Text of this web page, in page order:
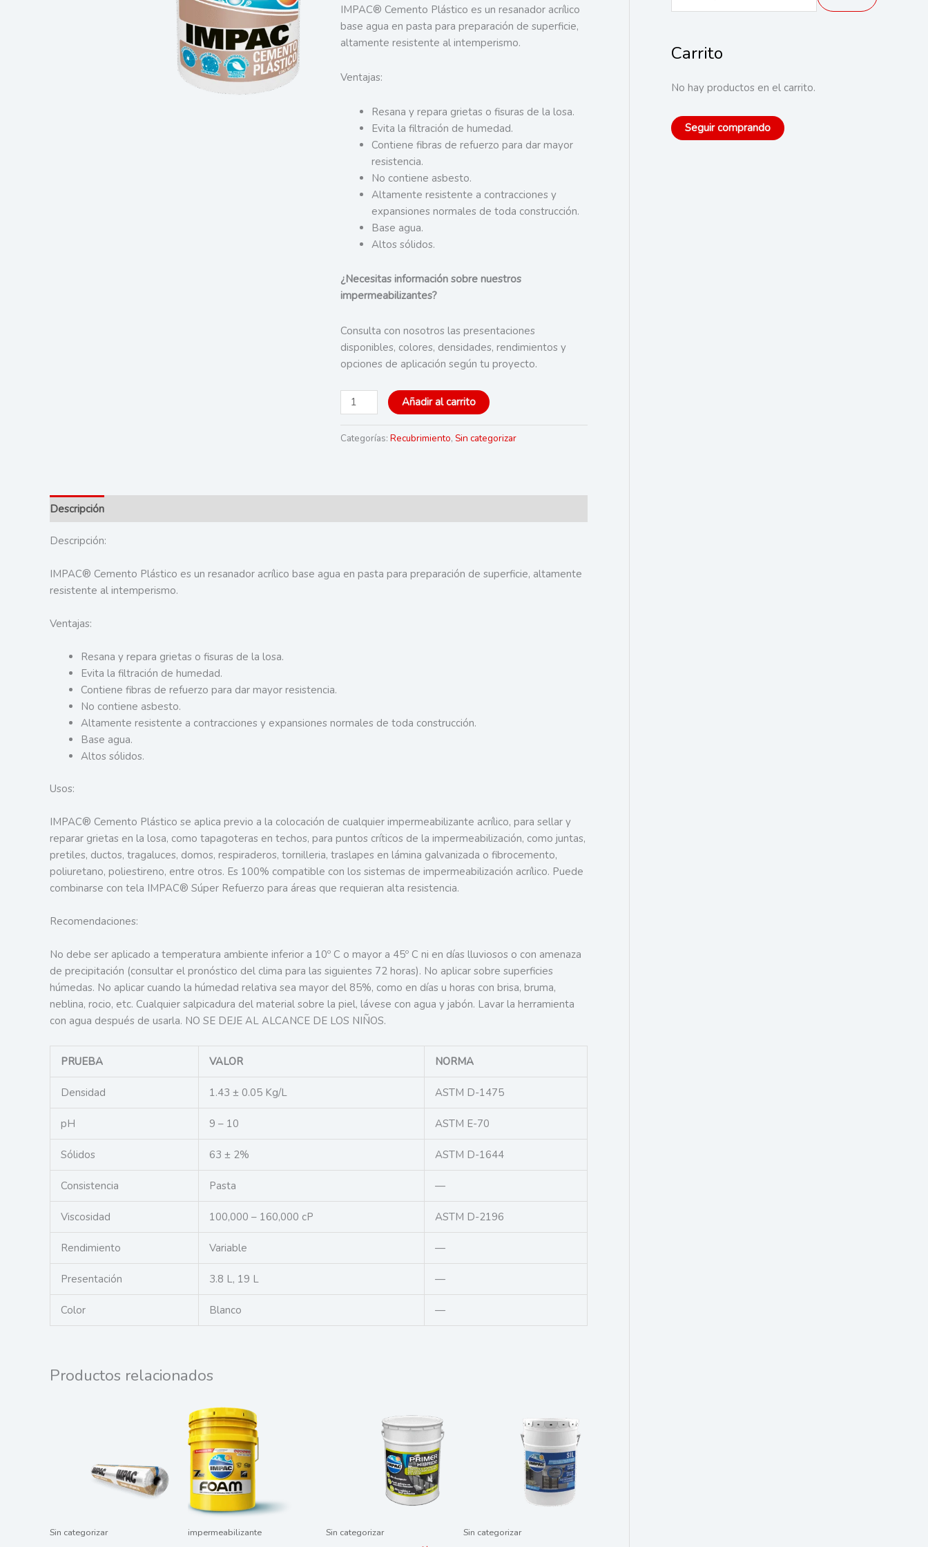
IMPAC® Cemento Plástico es un resanador acrílico
base agua en pasta para preparación de superficie,
altamente resistente al intemperismo.
Ventajas:
Resana y repara grietas o fisuras de la losa.
Evita la filtración de humedad.
Contiene fibras de refuerzo para dar mayor
resistencia.
No contiene asbesto.
Altamente resistente a contracciones y
expansiones normales de toda construcción.
Base agua.
Altos sólidos.
¿Necesitas información sobre nuestros
impermeabilizantes?
Consulta con nosotros las presentaciones
disponibles, colores, densidades, rendimientos y
opciones de aplicación según tu proyecto.
AKRILTEK
Cemento
Plastico
cantidad
Añadir al carrito
Categorías: Recubrimiento, Sin categorizar
Descripción
Descripción:
IMPAC® Cemento Plástico es un resanador acrílico base agua en pasta para preparación de superficie, altamente
resistente al intemperismo.
Ventajas:
Resana y repara grietas o fisuras de la losa.
Evita la filtración de humedad.
Contiene fibras de refuerzo para dar mayor resistencia.
No contiene asbesto.
Altamente resistente a contracciones y expansiones normales de toda construcción.
Base agua.
Altos sólidos.
Usos:
IMPAC® Cemento Plástico se aplica previo a la colocación de cualquier impermeabilizante acrílico, para sellar y
reparar grietas en la losa, como tapagoteras en techos, para puntos críticos de la impermeabilización, como juntas,
pretiles, ductos, tragaluces, domos, respiraderos, tornilleria, traslapes en lámina galvanizada o fibrocemento,
poliuretano, poliestireno, entre otros. Es 100% compatible con los sistemas de impermeabilización acrílico. Puede
combinarse con tela IMPAC® Súper Refuerzo para áreas que requieran alta resistencia.
Recomendaciones:
No debe ser aplicado a temperatura ambiente inferior a 10º C o mayor a 45º C ni en días lluviosos o con amenaza
de precipitación (consultar el pronóstico del clima para las siguientes 72 horas). No aplicar sobre superficies
húmedas. No aplicar cuando la húmedad relativa sea mayor del 85%, como en días u horas con brisa, bruma,
neblina, rocio, etc. Cualquier salpicadura del material sobre la piel, lávese con agua y jabón. Lavar la herramienta
con agua después de usarla. NO SE DEJE AL ALCANCE DE LOS NIÑOS.
PRUEBA VALOR NORMA
Densidad 1.43 ± 0.05 Kg/L ASTM D-1475
pH 9 – 10 ASTM E-70
Sólidos 63 ± 2% ASTM D-1644
Consistencia Pasta —
Viscosidad 100,000 – 160,000 cP ASTM D-2196
Rendimiento Variable —
Presentación 3.8 L, 19 L —
Color Blanco —
Productos relacionados
Sin categorizar impermeabilizante Sin categorizar Sin categorizar
u
c
r
o
Carrito
No hay productos en el carrito.
Seguir comprando